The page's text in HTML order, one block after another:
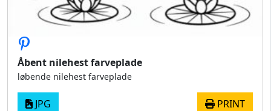
Åbent nilehest farveplade
løbende nilehest farveplade
JPG PRINT